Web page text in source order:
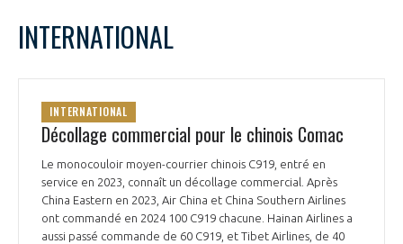
INTERNATIONAL
INTERNATIONAL
Décollage commercial pour le chinois Comac
Le monocouloir moyen-courrier chinois C919, entré en
service en 2023, connaît un décollage commercial. Après
China Eastern en 2023, Air China et China Southern Airlines
ont commandé en 2024 100 C919 chacune. Hainan Airlines a
aussi passé commande de 60 C919, et Tibet Airlines, de 40